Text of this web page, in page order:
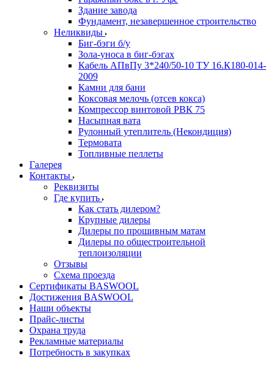
Здание завода
Фундамент, незавершенное строительство
Неликвиды
Биг-бэги б/у
Зола-уноса в биг-бэгах
Кабель АПвПу 3*240/50-10 ТУ 16.К180-014-
2009
Камни для бани
Коксовая мелочь (отсев кокса)
Компрессор винтовой РВК 75
Насыпная вата
Рулонный утеплитель (Некондиция)
Термовата
Топливные пеллеты
Галерея
Контакты
Реквизиты
Где купить
Как стать дилером?
Крупные дилеры
Дилеры по прошивным матам
Дилеры по общестроительной
теплоизоляции
Отзывы
Схема проезда
Сертификаты BASWOOL
Достижения BASWOOL
Наши объекты
Прайс-листы
Охрана труда
Рекламные материалы
Потребность в закупках